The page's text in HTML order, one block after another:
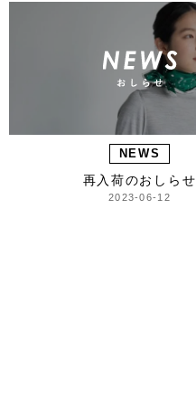
NEWS
再入荷のおしらせ
2023-06-12